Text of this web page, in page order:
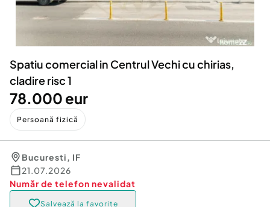
Servicii
Animale de companie
Afaceri și echipamente profesionale
Inchiriere Bunuri si Vehicule
Utilaje agricole si industriale
Piese auto si accesorii
Spatiu comercial in Centrul Vechi cu chirias,
cladire risc 1
78.000 eur
Persoană fizică
Bucuresti, IF
21.07.2026
Număr de telefon nevalidat
Salvează la favorite